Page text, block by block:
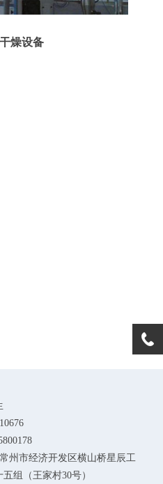
燥设备
州市经济开发区横山桥星辰工
组（王家村30号）